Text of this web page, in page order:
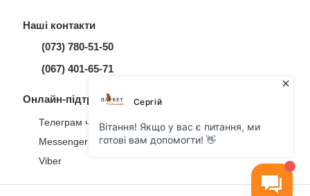
Наші контакти
(073) 780-51-50
(067) 401-65-71
Онлайн-підтримка
Телеграм чат
Messenger
Viber